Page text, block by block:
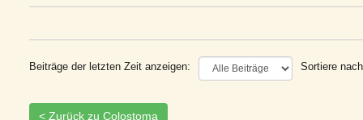
Beiträge der letzten Zeit anzeigen: Sortiere
< Zurück zu Colostoma